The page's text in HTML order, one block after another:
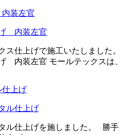
内装左官
ス仕上げで施工いたしました。
内装左官 モールテックスは、
ル仕上げ
ル仕上げを施しました。 勝手